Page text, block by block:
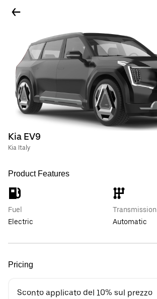
Kia EV9
Kia Italy
Product Features
Fuel
Electric
Transmission
Automatic
Pricing
Sconto applicato del 10% sul prezzo